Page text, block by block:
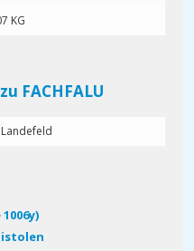
KG
FACHFALU
Landefeld